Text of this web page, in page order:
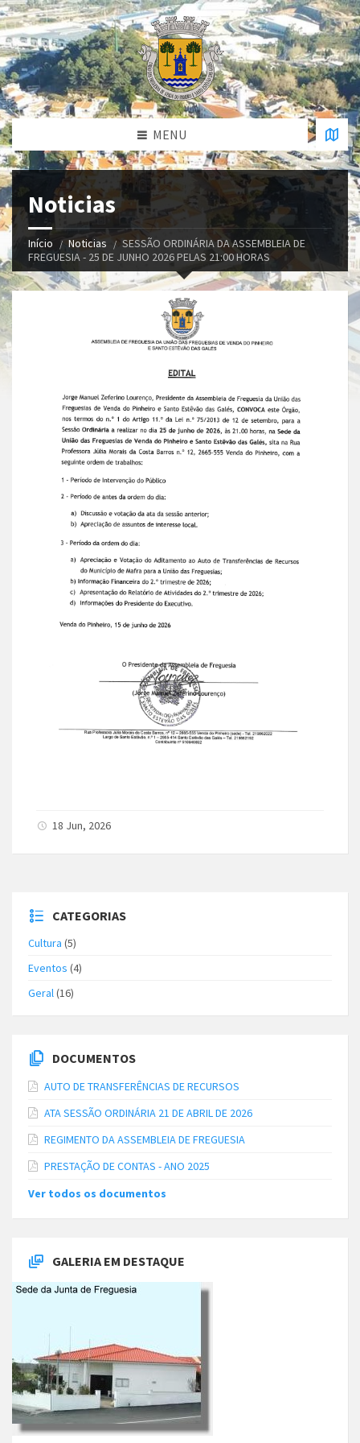
MENU
Noticias
Início Noticias
SESSÃO ORDINÁRIA DA ASSEMBLEIA DE
FREGUESIA - 25 DE JUNHO 2026 PELAS 21:00 HORAS
18 Jun, 2026
CATEGORIAS
Cultura (5)
Eventos (4)
Geral(16)
DOCUMENTOS
AUTO DE TRANSFERÊNCIAS DE RECURSOS
ATA SESSÃO ORDINÁRIA 21 DE ABRIL DE 2026
REGIMENTO DA ASSEMBLEIA DE FREGUESIA
PRESTAÇÃO DE CONTAS - ANO 2025
Ver todos os documentos
GALERIA EM DESTAQUE